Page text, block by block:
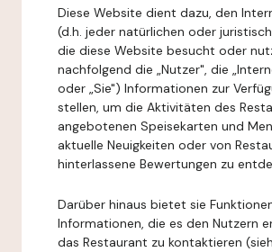
Diese Website dient dazu, den
(d.h. jeder natürlichen oder
die diese Website besucht oder
nachfolgend die „Nutzer", die
oder „Sie") Informationen zur
stellen, um die Aktivitäten des
angebotenen Speisekarten und
aktuelle Neuigkeiten oder von
hinterlassene Bewertungen zu
Darüber hinaus bietet sie
Informationen, die es den Nutzern
das Restaurant zu kontaktieren